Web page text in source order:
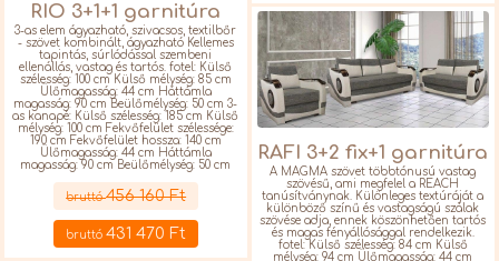
RIO 3+1+1 garnitúra
3-as elem ágyazható, szivacsos, textilbőr
- szövet kombinált, ágyazható Kellemes
tapintás, súrlódással szembeni
ellenállás, vastag és tartós. fotel: Külső
szélesség: 100 cm Külső mélység: 85 cm
Ülőmagasság: 44 cm Háttámla
magasság: 90 cm Beülőmélység: 50 cm 3-
as kanapé: Külső szélesség: 185 cm Külső
mélység: 100 cm Fekvőfelület szélessége:
190 cm Fekvőfelület hossza: 140 cm
Ülőmagasság: 44 cm Háttámla
magasság: 90 cm Beülőmélység: 50 cm
Részletek
bruttó456 160 Ft
bruttó431 470 Ft
RAFI 3+2 fix+1 garnitúra
A MAGMA szövet többtónusú vastag
szövésű, ami megfelel a REACH
tanúsítványnak. Különleges textúráját a
különböző színű és vastagságú szálak
szövése adja, ennek köszönhetően tartós
és magas fényállósággal rendelkezik.
fotel: Külső szélesség: 84 cm Külső
mélység: 94 cm Ülőmagasság: 44 cm